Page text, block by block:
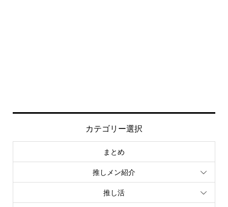
カテゴリー選択
まとめ
推しメン紹介
推し活